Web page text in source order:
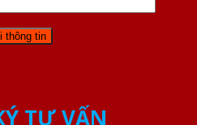
TƯ VẤN